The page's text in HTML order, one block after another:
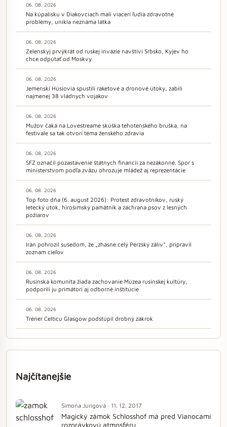
06. 08. 2026
Na kúpalisku v Diakovciach mali viacerí ľudia zdravotné
problémy, unikla neznáma látka
06. 08. 2026
Zelenskyj prvýkrát od ruskej invázie navštívi Srbsko, Kyjev ho
chce odpútať od Moskvy
06. 08. 2026
Jemenskí Húsíovia spustili raketové a dronové útoky, zabili
najmenej 38 vládnych vojakov
06. 08. 2026
Mužov čaká na Lovestreame skúška tehotenského bruška, na
festivale sa tak otvorí téma ženského zdravia
06. 08. 2026
SFZ označil pozastavenie štátnych financií za nezákonné. Spor s
ministerstvom podľa zväzu ohrozuje mládež aj reprezentácie
06. 08. 2026
Top foto dňa (6. august 2026): Protest zdravotníkov, ruský
letecký útok, hirošimský pamätník a záchrana psov z lesných
požiarov
06. 08. 2026
Irán pohrozil susedom, že „zhasne celý Perzský záliv“, pripravil
zoznam cieľov
06. 08. 2026
Rusínska komunita žiada zachovanie Múzea rusínskej kultúry,
podporili ju primátori aj odborné inštitúcie
06. 08. 2026
Tréner Celticu Glasgow podstúpil drobný zákrok
Najčítanejšie
Simona Jurigová · 11. 12. 2017
Magický zámok Schlosshof má pred Vianocami
rozprávkovú atmosféru